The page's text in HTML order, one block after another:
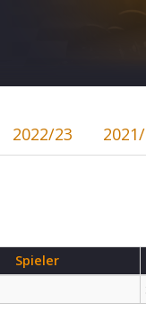
2022/23
Spieler